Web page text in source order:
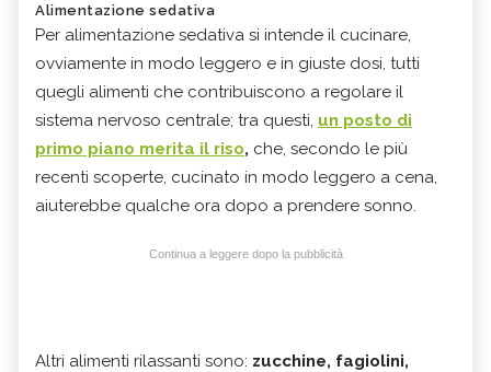
Alimentazione sedativa
Per alimentazione sedativa si intende il cucinare,
ovviamente in modo leggero e in giuste dosi, tutti
quegli alimenti che contribuiscono a regolare il
sistema nervoso centrale; tra questi, un posto di
primo piano merita il riso, che, secondo le più
recenti scoperte, cucinato in modo leggero a cena,
aiuterebbe qualche ora dopo a prendere sonno.
Continua a leggere dopo la pubblicità
Altri alimenti rilassanti sono: zucchine, fagiolini,